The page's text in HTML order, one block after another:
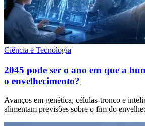
Ciência e Tecnologia
2045 pode ser o ano em que a
o envelhecimento?
Avanços em genética, células-tronco e
alimentam previsões sobre o fim do